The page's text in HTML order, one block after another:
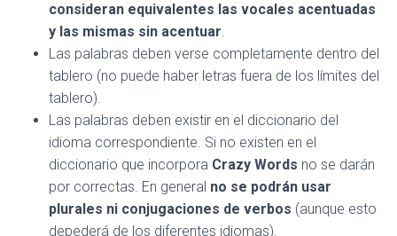
consideran equivalentes las vocales acentuadas
y las mismas sin acentuar.
Las palabras deben verse completamente dentro del
tablero (no puede haber letras fuera de los límites del
tablero).
Las palabras deben existir en el diccionario del
idioma correspondiente. Si no existen en el
diccionario que incorpora Crazy Words no se darán
por correctas. En general no se podrán usar
plurales ni conjugaciones de verbos (aunque esto
depederá de los diferentes idiomas).